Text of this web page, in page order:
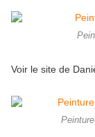
Voir le site de